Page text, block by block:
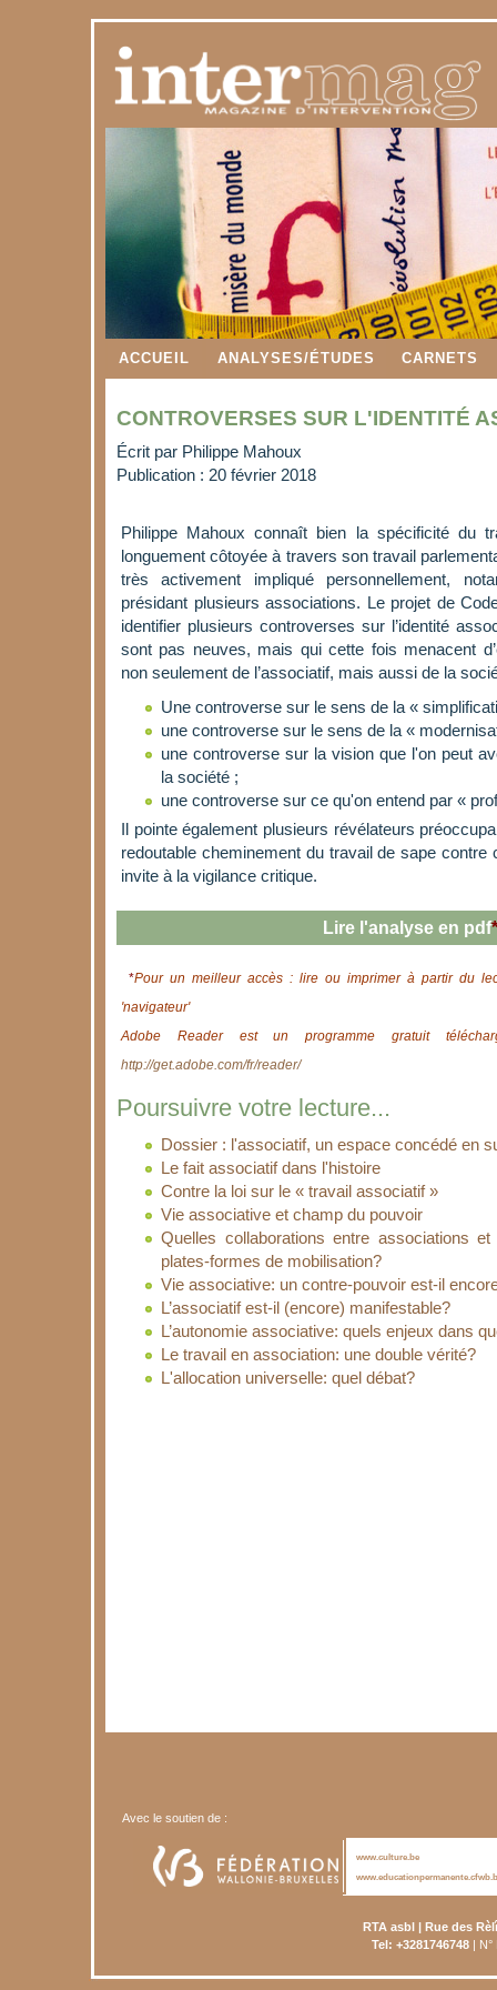
ACCUEIL ANALYSES/ÉTUDES CARNETS
CONTROVERSES SUR L'IDENTITÉ
Écrit par Philippe Mahoux
Publication : 20 février 2018
Philippe Mahoux connaît bien la spécificité du
longuement côtoyée à travers son travail
très activement impliqué personnellement,
présidant plusieurs associations. Le projet de
identifier plusieurs controverses sur l’identité
sont pas neuves, mais qui cette fois menacent
non seulement de l’associatif, mais aussi de la
Une controverse sur le sens de la «
une controverse sur le sens de la «
une controverse sur la vision que l'on peut
la société ;
une controverse sur ce qu'on entend par «
Il pointe également plusieurs révélateurs
redoutable cheminement du travail de sape contre
invite à la vigilance critique.
Lire l'analyse en pdf*
*Pour un meilleur accès : lire ou imprimer à partir du
'navigateur'
Adobe Reader est un programme gratuit
http://get.adobe.com/fr/reader/
Poursuivre votre lecture...
Dossier : l'associatif, un espace concédé en
Le fait associatif dans l'histoire
Contre la loi sur le « travail associatif »
Vie associative et champ du pouvoir
Quelles collaborations entre associations
plates-formes de mobilisation?
Vie associative: un contre-pouvoir est-il
L’associatif est-il (encore) manifestable?
L’autonomie associative: quels enjeux dans
Le travail en association: une double vérité?
L'allocation universelle: quel débat?
Avec le soutien de :
www.culture.be
RTA asbl | Rue des
Tel: +3281746748| N°